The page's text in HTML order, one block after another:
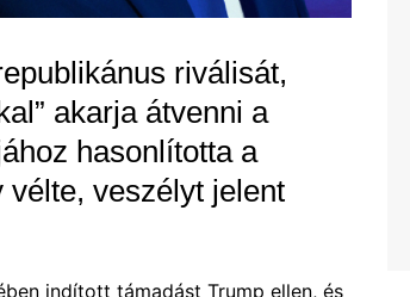
riválisát,
akarja átvenni a
hasonlította a
veszélyt jelent
indított támadást Trump ellen, és